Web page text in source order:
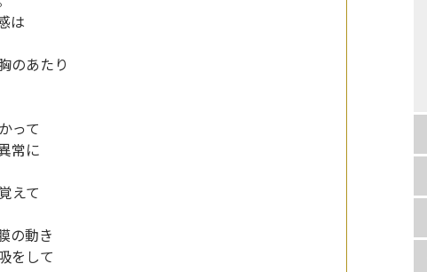
は
のあたり
って
常に
えて
の動き
をして